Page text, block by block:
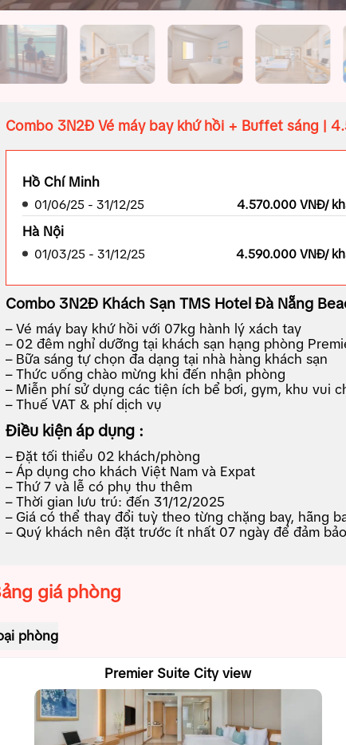
Combo 3N2Đ Vé máy bay khứ hồi + Buffet sáng |
Hồ Chí Minh
01/06/25 - 31/12/25 4.570.000 VNĐ/
Hà Nội
01/03/25 - 31/12/25 4.590.000 VNĐ/
Combo 3N2Đ Khách Sạn TMS Hotel Đà Nẵng
– Vé máy bay khứ hồi với 07kg hành lý xách tay
– 02 đêm nghỉ dưỡng tại khách sạn hạng phòng
– Bữa sáng tự chọn đa dạng tại nhà hàng khách sạn
– Thức uống chào mừng khi đến nhận phòng
– Miễn phí sử dụng các tiện ích bể bơi, gym, khu vui
– Thuế VAT & phí dịch vụ
Điều kiện áp dụng :
– Đặt tối thiểu 02 khách/phòng
– Áp dụng cho khách Việt Nam và Expat
– Thứ 7 và lễ có phụ thu thêm
– Thời gian lưu trú: đến 31/12/2025
– Giá có thể thay đổi tuỳ theo từng chặng bay, hãng
– Quý khách nên đặt trước ít nhất 07 ngày để đảm
giá phòng
phòng
Premier Suite City view